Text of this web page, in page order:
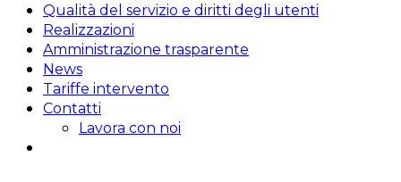
Qualità del servizio e diritti degli utenti
Realizzazioni
Amministrazione trasparente
News
Tariffe intervento
Contatti
Lavora con noi